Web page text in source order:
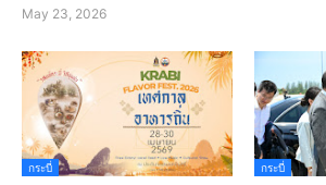
May 23, 2026
กระบี่ กระบี่